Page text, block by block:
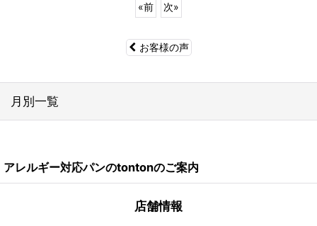
«前 次»
お客様の声
月別一覧
2024年
アレルギー対応パンのtontonのご案内
店舗情報